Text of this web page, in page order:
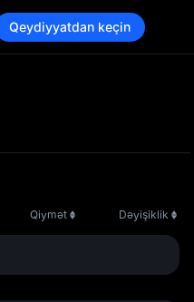
Qeydiyyatdan keçin
Qiymət Dəyişiklik